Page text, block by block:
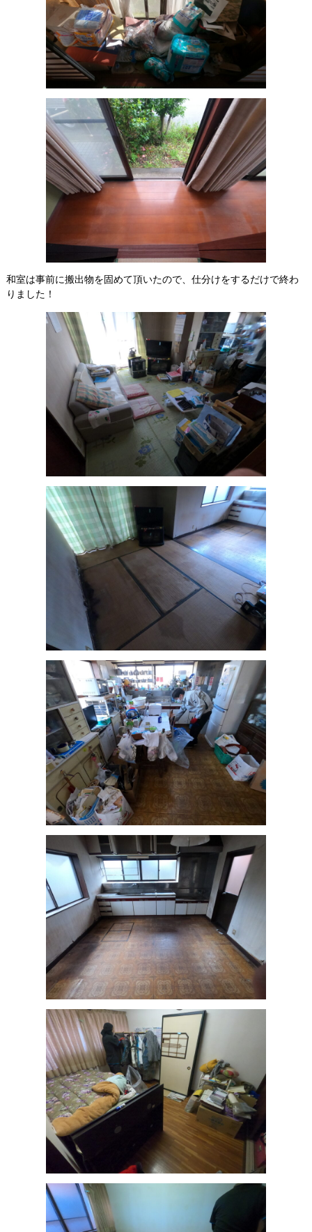
和室は事前に搬出物を固めて頂いたので、仕分けをするだけで終わ
りました！